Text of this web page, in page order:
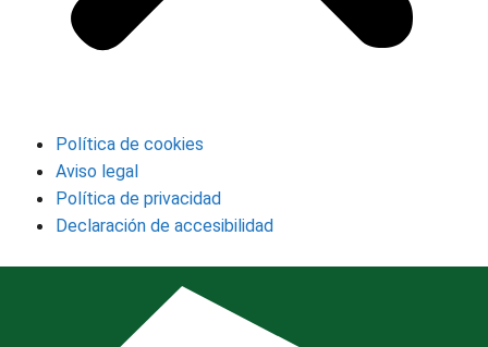
Política de cookies
Aviso legal
Política de privacidad
Declaración de accesibilidad